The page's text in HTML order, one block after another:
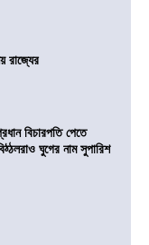
রাজ্যের
বিচারপতি পেতে
ঘুগের নাম সুপারিশ